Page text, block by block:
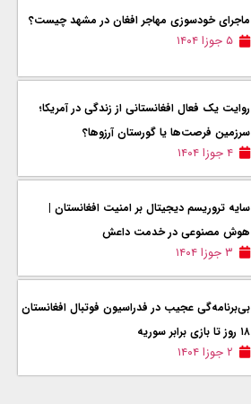
ماجرای خودسوزی مهاجر افغان در مشهد چیست؟
۵ جوزا ۱۴۰۴
روایت یک فعال افغانستانی از زندگی در آمریکا؛
سرزمین فرصت‌ها یا گورستان آرزوها؟
۴ جوزا ۱۴۰۴
سایه تروریسم دیجیتال بر امنیت افغانستان |
هوش مصنوعی در خدمت داعش
۳ جوزا ۱۴۰۴
بی‌برنامه‌گی عجیب در فدراسیون فوتبال افغانستان
۱۸ روز تا بازی برابر سوریه
۲ جوزا ۱۴۰۴